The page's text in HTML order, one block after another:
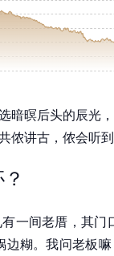
暗暝后头的辰光
侬讲古，侬会听
一间老厝，其门
糊。我问老板